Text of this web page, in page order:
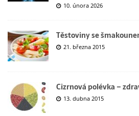
10. února 2026
Těstoviny se
21. března 2015
Cizrnová polévka –
13. dubna 2015